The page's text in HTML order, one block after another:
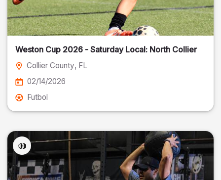
Weston Cup 2026 - Saturday Local: North Collier
Collier County, FL
02/14/2026
Futbol